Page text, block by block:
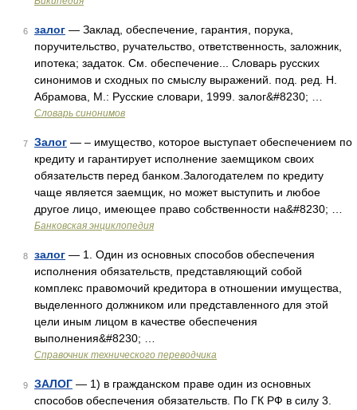
6 залог — Заклад, обеспечение, гарантия, порука,
поручительство, ручательство, ответственность, заложник,
ипотека; задаток. См. обеспечение... Словарь русских
синонимов и сходных по смыслу выражений. под. ред. Н.
Абрамова, М.: Русские словари, 1999. залог&#8230; …
Словарь синонимов
7 Залог — – имущество, которое выступает обеспечением по
кредиту и гарантирует исполнение заемщиком своих
обязательств перед банком.Залогодателем по кредиту
чаще является заемщик, но может выступить и любое
другое лицо, имеющее право собственности на&#8230; …
Банковская энциклопедия
8 залог — 1. Один из основных способов обеспечения
исполнения обязательств, представляющий собой
комплекс правомочий кредитора в отношении имущества,
выделенного должником или представленного для этой
цели иным лицом в качестве обеспечения
выполнения&#8230; …
Справочник технического переводчика
9 ЗАЛОГ — 1) в гражданском праве один из основных
способов обеспечения обязательств. По ГК РФ в силу 3.